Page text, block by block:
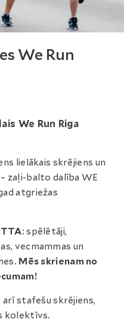
We Run
We Run Riga
lielākais skrējiens un
zaļi-balto dalība WE
atgriežas
: spēlētāji,
vecmammas un
Mēs skrienam no
arī stafešu skrējiens,
kolektīvs.